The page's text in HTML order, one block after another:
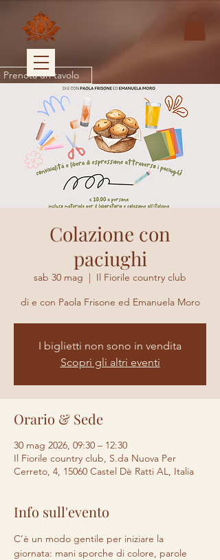
Colazione con
paciughi
sab 30 mag
  |
Il Fiorile country club
di e con Paola Frisone ed Emanuela Moro
I biglietti non sono in vendita
Scopri gli altri eventi
Orario & Sede
30 mag 2026, 09:30 – 12:30
Il Fiorile country club, S.da Nuova Per
Cerreto, 4, 15060 Castel Dè Ratti AL, Italia
Info sull'evento
C’è un modo gentile per iniziare la
giornata: mani sporche di colore, parole
Prenota un tavolo